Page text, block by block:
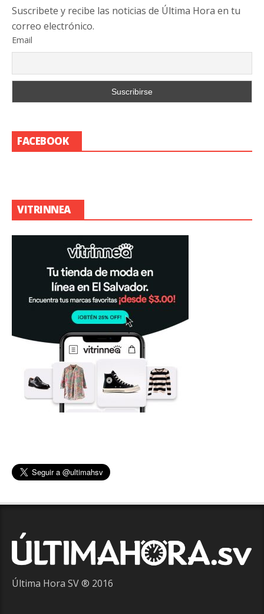
Suscribete y recibe las noticias de Última Hora en tu
correo electrónico.
Email
FACEBOOK
VITRINNEA
Última Hora SV ® 2016